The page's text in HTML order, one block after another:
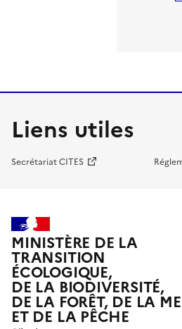
Liens utiles
Secrétariat CITES
MINISTÈRE DE LA
TRANSITION
ÉCOLOGIQUE,
DE LA BIODIVERSITÉ,
DE LA FORÊT, DE LA
ET DE LA PÊCHE